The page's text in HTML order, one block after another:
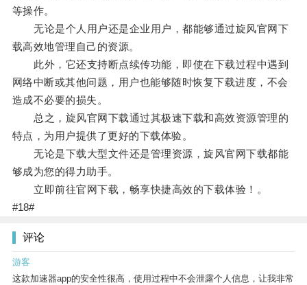
等操作。
无论是个人用户还是企业用户，都能够通过旋风官网下
载高效地管理自己的资源。
此外，它还支持断点续传功能，即使在下载过程中遇到
网络中断或其他问题，用户也能够随时恢复下载进度，不会
造成不必要的损失。
总之，旋风官网下载通过其极速下载和高效资源管理的
特点，为用户提供了更好的下载体验。
无论是下载大型文件还是管理资源，旋风官网下载都能
够成为您的得力助手。
立即前往官网下载，畅享快捷高效的下载体验！。
#18#
评论
游客
这款加速器app的安全性很高，使用过程中不会泄露个人信息，让我非常